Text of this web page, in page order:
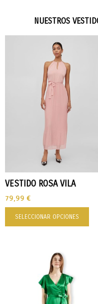
NUESTROS
VESTIDO ROSA VILA
79,99 €
SELECCIONAR OPCIONES